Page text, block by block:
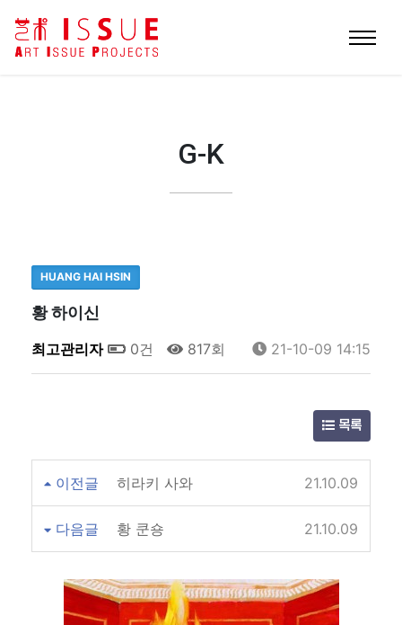
G-K
HUANG HAI HSIN
황 하이신
최고관리자 0건 817회 21-10-09 14:15
목록
이전글 히라키 사와 21.10.09
다음글 황 쿤숑 21.10.09